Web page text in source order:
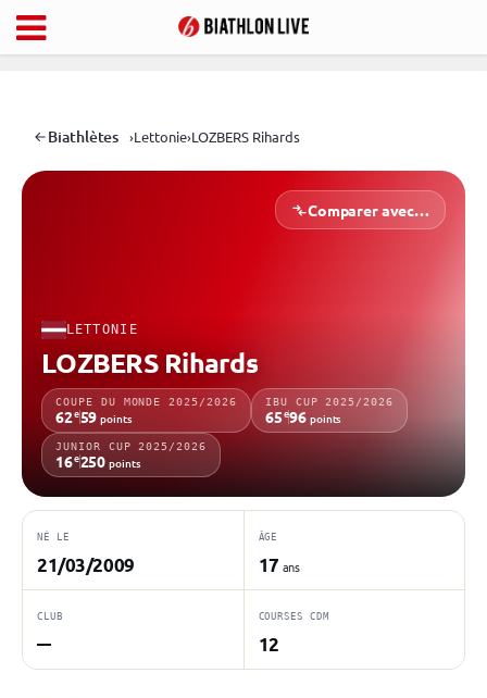
Biathlètes ›Lettonie›LOZBERS Rihards
LETTONIE
LOZBERS Rihards
COUPE DU MONDE 2025/2026
62e59 points
IBU CUP 2025/2026
65e96 points
JUNIOR CUP 2025/2026
16e250 points
Comparer avec…
NÉ LE
21/03/2009
ÂGE
17 ans
CLUB
—
COURSES CDM
12